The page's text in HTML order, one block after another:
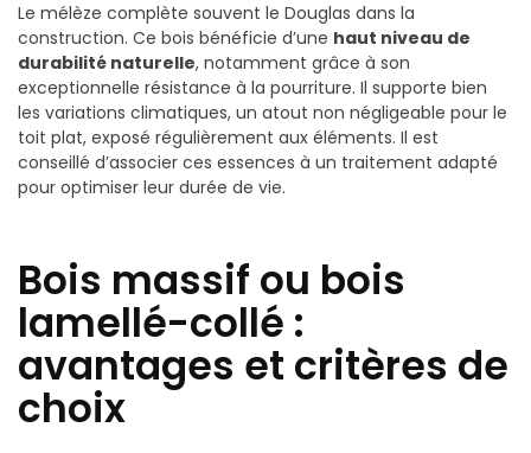
Le mélèze complète souvent le Douglas dans la
construction. Ce bois bénéficie d’une haut niveau de
durabilité naturelle, notamment grâce à son
exceptionnelle résistance à la pourriture. Il supporte bien
les variations climatiques, un atout non négligeable pour le
toit plat, exposé régulièrement aux éléments. Il est
conseillé d’associer ces essences à un traitement adapté
pour optimiser leur durée de vie.
Bois massif ou bois
lamellé-collé :
avantages et critères de
choix